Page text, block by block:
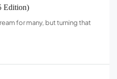
Edition)
for many, but turning that